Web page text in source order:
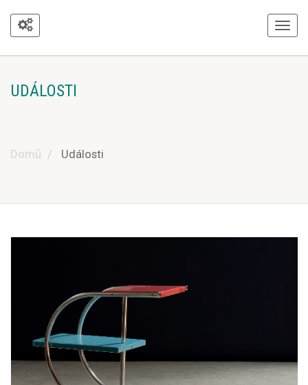
UDÁLOSTI
Domů Události